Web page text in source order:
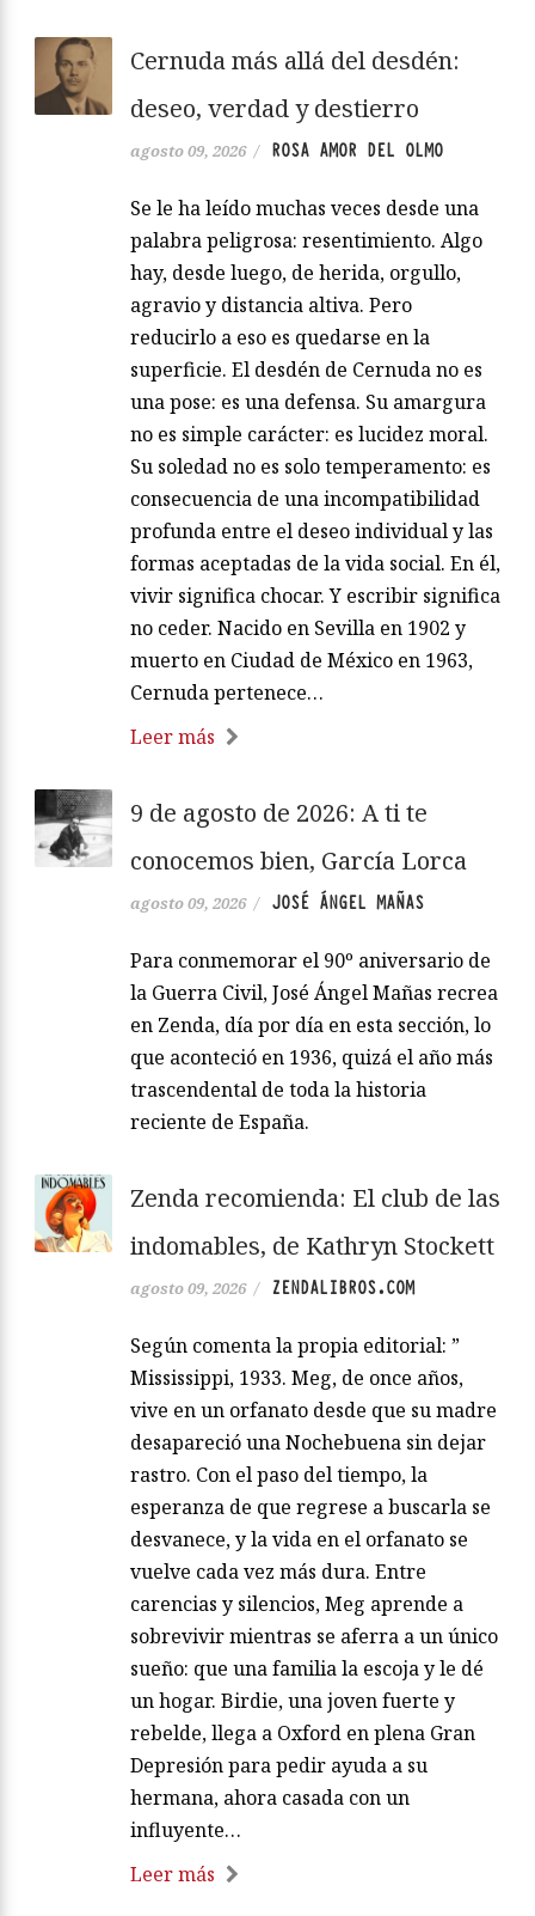
Cernuda más allá del desdén:
deseo, verdad y destierro
agosto 09, 2026 / ROSA AMOR DEL OLMO
Se le ha leído muchas veces desde una
palabra peligrosa: resentimiento. Algo
hay, desde luego, de herida, orgullo,
agravio y distancia altiva. Pero
reducirlo a eso es quedarse en la
superficie. El desdén de Cernuda no es
una pose: es una defensa. Su amargura
no es simple carácter: es lucidez moral.
Su soledad no es solo temperamento: es
consecuencia de una incompatibilidad
profunda entre el deseo individual y las
formas aceptadas de la vida social. En él,
vivir significa chocar. Y escribir significa
no ceder. Nacido en Sevilla en 1902 y
muerto en Ciudad de México en 1963,
Cernuda pertenece…
Leer más
9 de agosto de 2026: A ti te
conocemos bien, García Lorca
agosto 09, 2026 / JOSÉ ÁNGEL MAÑAS
Para conmemorar el 90º aniversario de
la Guerra Civil, José Ángel Mañas recrea
en Zenda, día por día en esta sección, lo
que aconteció en 1936, quizá el año más
trascendental de toda la historia
reciente de España.
Zenda recomienda: El club de las
indomables, de Kathryn Stockett
agosto 09, 2026 / ZENDALIBROS.COM
Según comenta la propia editorial: ”
Mississippi, 1933. Meg, de once años,
vive en un orfanato desde que su madre
desapareció una Nochebuena sin dejar
rastro. Con el paso del tiempo, la
esperanza de que regrese a buscarla se
desvanece, y la vida en el orfanato se
vuelve cada vez más dura. Entre
carencias y silencios, Meg aprende a
sobrevivir mientras se aferra a un único
sueño: que una familia la escoja y le dé
un hogar. Birdie, una joven fuerte y
rebelde, llega a Oxford en plena Gran
Depresión para pedir ayuda a su
hermana, ahora casada con un
influyente…
Leer más